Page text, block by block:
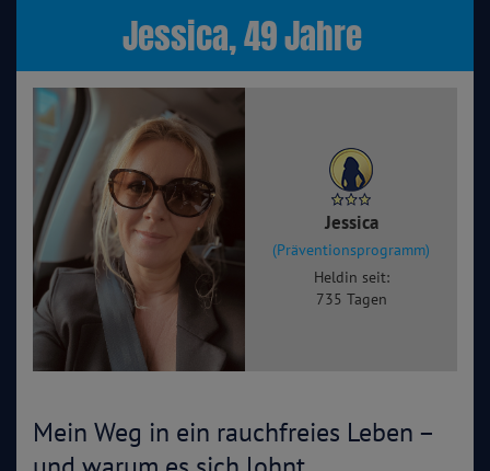
Jessica, 49 Jahre
Jessica
(Präventionsprogramm)
Heldin seit:
735 Tagen
Mein Weg in ein rauchfreies Leben –